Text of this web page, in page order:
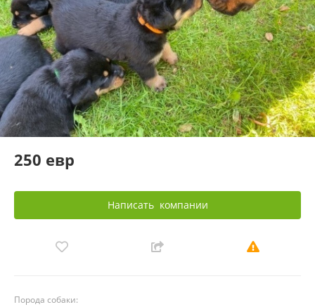
250 евр
Написать компании
Порода собаки: